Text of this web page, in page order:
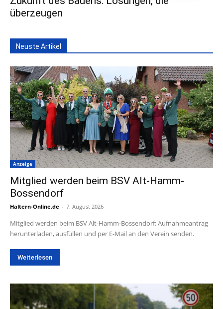
überzeugen
Neuste Artikel
Anzeige
Mitglied werden beim BSV Alt-Hamm-
Bossendorf
Haltern-Online.de - 7. August 2026
Mitglied werden beim BSV Alt-Hamm-Bossendorf: Aufnahmeantrag
herunterladen, ausfüllen und per E-Mail an den Verein senden.
Weiterlesen